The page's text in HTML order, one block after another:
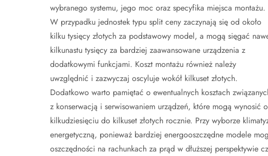
wybranego systemu, jego moc oraz specyfika miejsca montażu.
W przypadku jednostek typu split ceny zaczynają się od około
kilku tysięcy złotych za podstawowy model, a mogą sięgać
kilkunastu tysięcy za bardziej zaawansowane urządzenia z
dodatkowymi funkcjami. Koszt montażu również należy
uwzględnić i zazwyczaj oscyluje wokół kilkuset złotych.
Dodatkowo warto pamiętać o ewentualnych kosztach
z konserwacją i serwisowaniem urządzeń, które mogą wynosić
kilkudziesięciu do kilkuset złotych rocznie. Przy wyborze
energetyczną, ponieważ bardziej energooszczędne modele
oszczędności na rachunkach za prąd w dłuższej perspektywie